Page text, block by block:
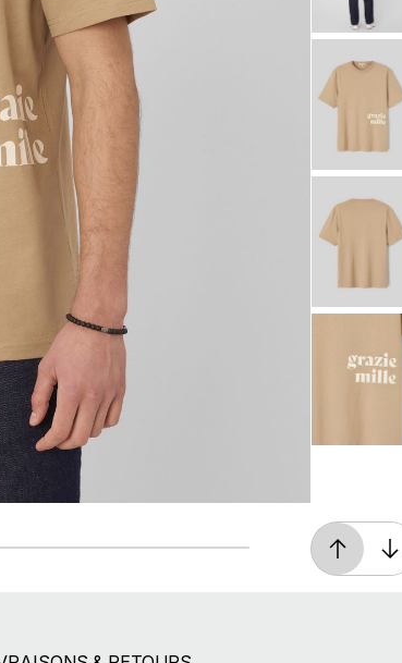
En magasin, ou dès 49€ d'achats à domicile